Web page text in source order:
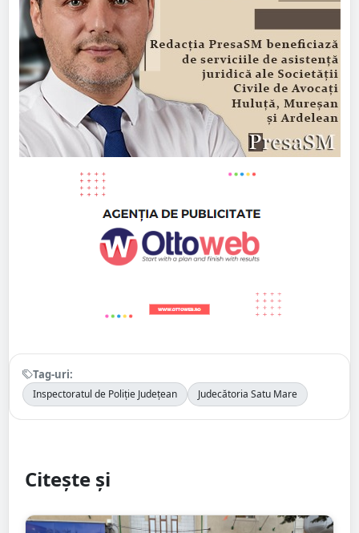
Tag-uri:
Inspectoratul de Poliție Județean Judecătoria Satu Mare
Citește și